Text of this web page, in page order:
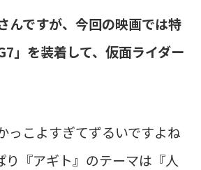
ですが、今回の映画では特
」を装着して、仮面ライダー
っこよすぎてずるいですよね
り『アギト』のテーマは『人